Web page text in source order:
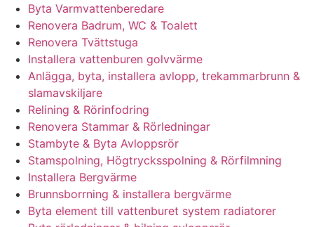
Byta Varmvattenberedare
Renovera Badrum, WC & Toalett
Renovera Tvättstuga
Installera vattenburen golvvärme
Anlägga, byta, installera avlopp, trekammarbrunn &
slamavskiljare
Relining & Rörinfodring
Renovera Stammar & Rörledningar
Stambyte & Byta Avloppsrör
Stamspolning, Högtrycksspolning & Rörfilmning
Installera Bergvärme
Brunnsborrning & installera bergvärme
Byta element till vattenburet system radiatorer